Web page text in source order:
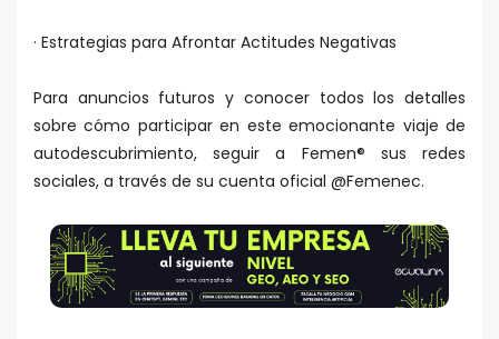
· Estrategias para Afrontar Actitudes Negativas
Para anuncios futuros y conocer todos los detalles
sobre cómo participar en este emocionante viaje de
autodescubrimiento, seguir a Femen® sus redes
sociales, a través de su cuenta oficial @Femenec.